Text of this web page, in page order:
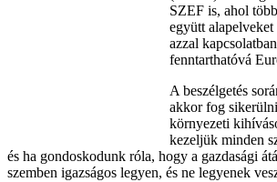
SZEF is, ahol
együtt
azzal
fenntarthatóvá
A beszélgetés
akkor fog
környezeti
kezeljük minden
és ha gondoskodunk róla, hogy a gazdasági
szemben igazságos legyen, és ne legyenek